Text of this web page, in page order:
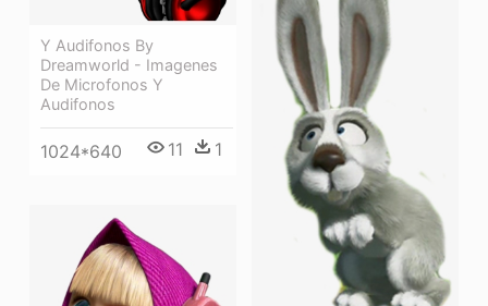
Y Audifonos By
Dreamworld - Imagenes
De Microfonos Y
Audifonos
1024*640 11 1